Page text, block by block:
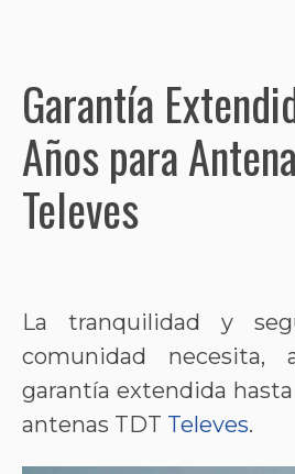
Garantía
Años para
Televes
La tranquilidad y
comunidad necesita,
garantía extendida hasta
antenas TDT Televes.